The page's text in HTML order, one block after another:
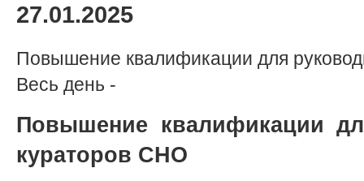
27.01.2025
Повышение квалификации для
Весь день -
Повышение квалификации
кураторов СНО